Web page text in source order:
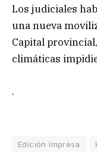
Los judiciales
una nueva
Capital
climáticas
.
Edición Impresa